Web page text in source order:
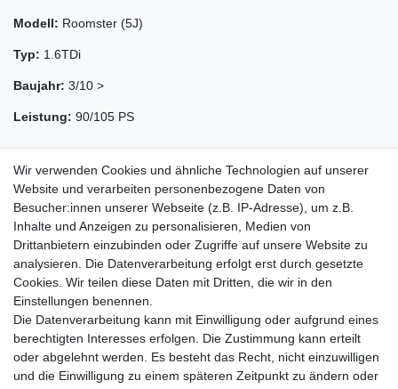
Modell: Roomster (5J)
Typ: 1.6TDi
Baujahr: 3/10 >
Leistung: 90/105 PS
Zahlung und Versand
Impressum Daten­schutz­erklärung AGB
Wir verwenden Cookies und ähnliche Technologien auf unserer
Website und verarbeiten personenbezogene Daten von
Besucher:innen unserer Webseite (z.B. IP-Adresse), um z.B.
Inhalte und Anzeigen zu personalisieren, Medien von
Drittanbietern einzubinden oder Zugriffe auf unsere Website zu
analysieren. Die Datenverarbeitung erfolgt erst durch gesetzte
Cookies. Wir teilen diese Daten mit Dritten, die wir in den
Einstellungen benennen.
Die Datenverarbeitung kann mit Einwilligung oder aufgrund eines
berechtigten Interesses erfolgen. Die Zustimmung kann erteilt
oder abgelehnt werden. Es besteht das Recht, nicht einzuwilligen
und die Einwilligung zu einem späteren Zeitpunkt zu ändern oder